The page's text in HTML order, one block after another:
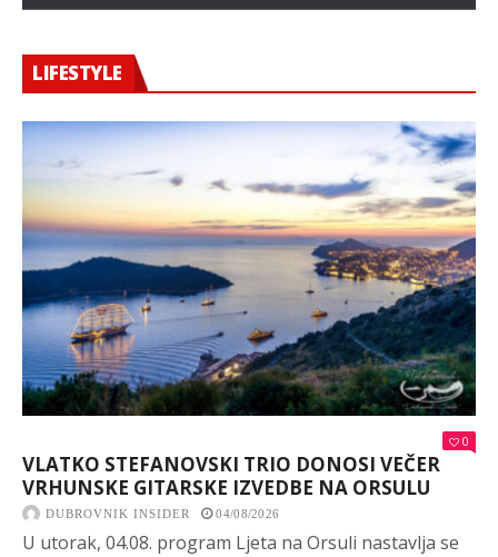
LIFESTYLE
0
VLATKO STEFANOVSKI TRIO DONOSI VEČER
VRHUNSKE GITARSKE IZVEDBE NA ORSULU
DUBROVNIK INSIDER 04/08/2026
U utorak, 04.08. program Ljeta na Orsuli nastavlja se